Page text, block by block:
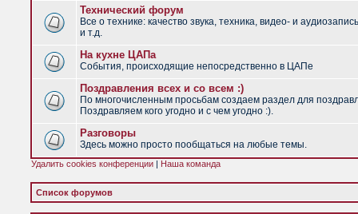
Технический форум
Все о технике: качество звука, техника, видео- и
и т.д.
На кухне ЦАПа
События, происходящие непосредственно в ЦАПе
Поздравления всех и со всем :)
По многочисленным просьбам создаем раздел для
Поздравляем кого угодно и с чем угодно :).
Разговоры
Здесь можно просто пообщаться на любые темы.
Удалить cookies конференции | Наша команда
Список форумов